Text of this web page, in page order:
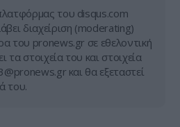
του disqus.com
διαχείριση (moderating)
του pronews.gr σε εθελοντική
τα στοιχεία του και στοιχεία
και θα εξεταστεί
του.